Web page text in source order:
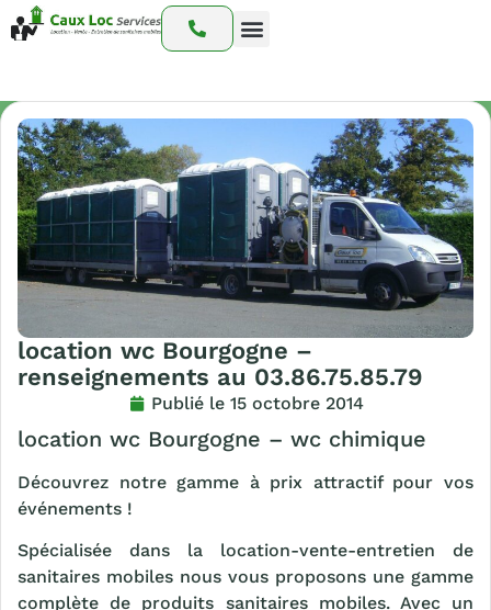
location wc Bourgogne –
renseignements au 03.86.75.85.79
Publié le 15 octobre 2014
location wc Bourgogne – wc chimique
Découvrez notre gamme à prix attractif pour vos
événements !
Spécialisée dans la location-vente-entretien de
sanitaires mobiles nous vous proposons une gamme
complète de produits sanitaires mobiles. Avec un